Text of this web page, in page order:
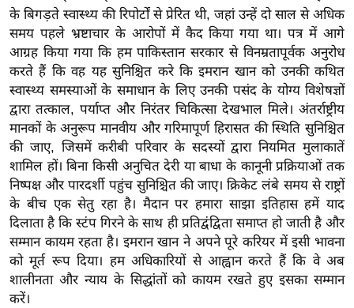
श
ख्सि
य
त
यं
ग
इं
डि
या
सा
हि
त्य
ज
ग
के बिगड़ते स्वास्थ्य की रिपोर्टों से प्रेरित थी, जहां उन्हें दो साल से अधिक
समय पहले भ्रष्टाचार के आरोपों में कैद किया गया था। पत्र में आगे
आग्रह किया गया कि हम पाकिस्तान सरकार से विनम्रतापूर्वक अनुरोध
करते हैं कि वह यह सुनिश्चित करे कि इमरान खान को उनकी कथित
स्वास्थ्य समस्याओं के समाधान के लिए उनकी पसंद के योग्य विशेषज्ञों
द्वारा तत्काल, पर्याप्त और निरंतर चिकित्सा देखभाल मिले। अंतर्राष्ट्रीय
मानकों के अनुरूप मानवीय और गरिमापूर्ण हिरासत की स्थिति सुनिश्चित
की जाए, जिसमें करीबी परिवार के सदस्यों द्वारा नियमित मुलाकातें
शामिल हों। बिना किसी अनुचित देरी या बाधा के कानूनी प्रक्रियाओं तक
निष्पक्ष और पारदर्शी पहुंच सुनिश्चित की जाए। क्रिकेट लंबे समय से राष्ट्रों
के बीच एक सेतु रहा है। मैदान पर हमारा साझा इतिहास हमें याद
दिलाता है कि स्टंप गिरने के साथ ही प्रतिद्वंद्विता समाप्त हो जाती है और
सम्मान कायम रहता है। इमरान खान ने अपने पूरे करियर में इसी भावना
को मूर्त रूप दिया। हम अधिकारियों से आह्वान करते हैं कि वे अब
शालीनता और न्याय के सिद्धांतों को कायम रखते हुए इसका सम्मान
करें।